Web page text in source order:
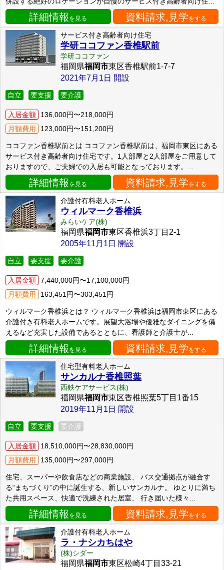
詳細情報 を見る 資料請求,見学をする
サービス付き高齢者向け住宅
学研ココファン香椎駅前
学研ココファン
福岡県福岡市東区香椎駅前1-7-7
2021年7月1日 開設
自立 要支援 要介護
入居金額
136,000円〜218,000円
月額費用
123,000円〜151,200円
ココファン香椎駅前とは ココファン香椎駅前は、福岡市東区にある
サービス付き高齢者向け住宅です。1人部屋と2人部屋をご用意して
おりますので、ご夫婦での入居も可能となっております。...
詳細情報 を見る 資料請求,見学をする
介護付有料老人ホーム
ウィルマーク香椎浜
みらいケア(株)
福岡県福岡市東区香椎浜3丁目2-1
2005年11月1日 開設
自立 要支援 要介護
入居金額 7,440,000円〜17,100,000円
月額費用
163,451円〜303,451円
ウィルマーク香椎浜とは？ ウィルマーク香椎浜は福岡市東区にある
介護付き有料老人ホームです。展望大浴場や優雅なダイニングを備
えるなど充実した設備であるとともに、看護師と介護士が...
詳細情報 を見る 資料請求,見学をする
住宅型有料老人ホーム
サンカルナ香椎照葉
西鉄ケアサービス(株)
福岡県福岡市東区香椎照葉5丁目1番15
2019年11月1日 開設
自立 要支援 要介護
入居金額
18,510,000円〜28,830,000円
月額費用
135,000円〜297,000円
住宅、スーパーや飲食店などの商業施設、 バス交通拠点が融合す
る“まちづくり”の中に誕生する、新しいサンカルナ。 ゆとりに満ち
た共用スペース、快適で洗練された居室、 行き届いた様々...
詳細情報 を見る 資料請求,見学をする
介護付有料老人ホーム
ラ・ナシカちはや
(株)シダー
福岡県福岡市東区松崎4丁目33-21